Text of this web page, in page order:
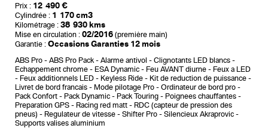
Prix : 12 490 €
Cylindrée : 1 170 cm3
Kilométrage : 38 930 kms
Mise en circulation : 02/2016 (première main)
Garantie : Occasions Garanties 12 mois
ABS Pro ABS Pro Pack Alarme antivol
Clignotants LED blancs
Echappement chrome
ESA Dynamic Feu AVANT diurne
Feux a LED
Feux additionnels LED
Keyless Ride
Kit de reduction de puissance
Livret de bord francais
Mode pilotage Pro
Ordinateur de bord pro
Pack Confort
Pack Dynamic Pack Touring
Poignees chauffantes
Preparation GPS
Racing red matt
RDC (capteur de pression des
pneus)
Regulateur de vitesse Shifter Pro
Silencieux Akraprovic
Supports valises aluminium